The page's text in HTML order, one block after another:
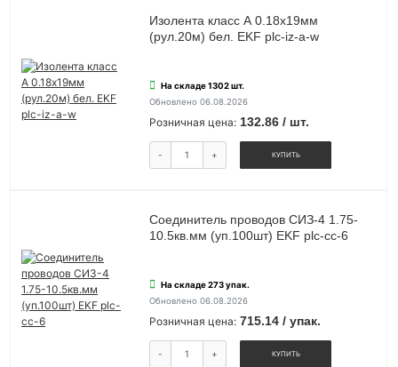
Изолента класс А 0.18х19мм
(рул.20м) бел. EKF plc-iz-a-w
На складе 1302 шт.
Обновлено 06.08.2026
Розничная цена: 132.86 / шт.
- + КУПИТЬ
Соединитель проводов СИЗ-4 1.75-
10.5кв.мм (уп.100шт) EKF plc-cc-6
На складе 273 упак.
Обновлено 06.08.2026
Розничная цена: 715.14 / упак.
- + КУПИТЬ